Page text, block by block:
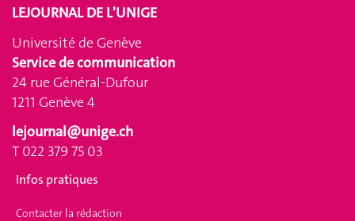
LEJOURNAL DE L'UNIGE
Université de Genève
Service de communication
24 rue Général-Dufour
1211 Genève 4
lejournal@unige.ch
T 022 379 75 03
Infos pratiques
Contacter la rédaction